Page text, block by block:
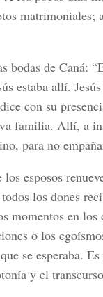
matrimoniales;
bodas de Caná:
estaba allí.
con su
familia. Allí, a
para no
esposos
los dones
momentos en los
o los
se esperaba.
y el